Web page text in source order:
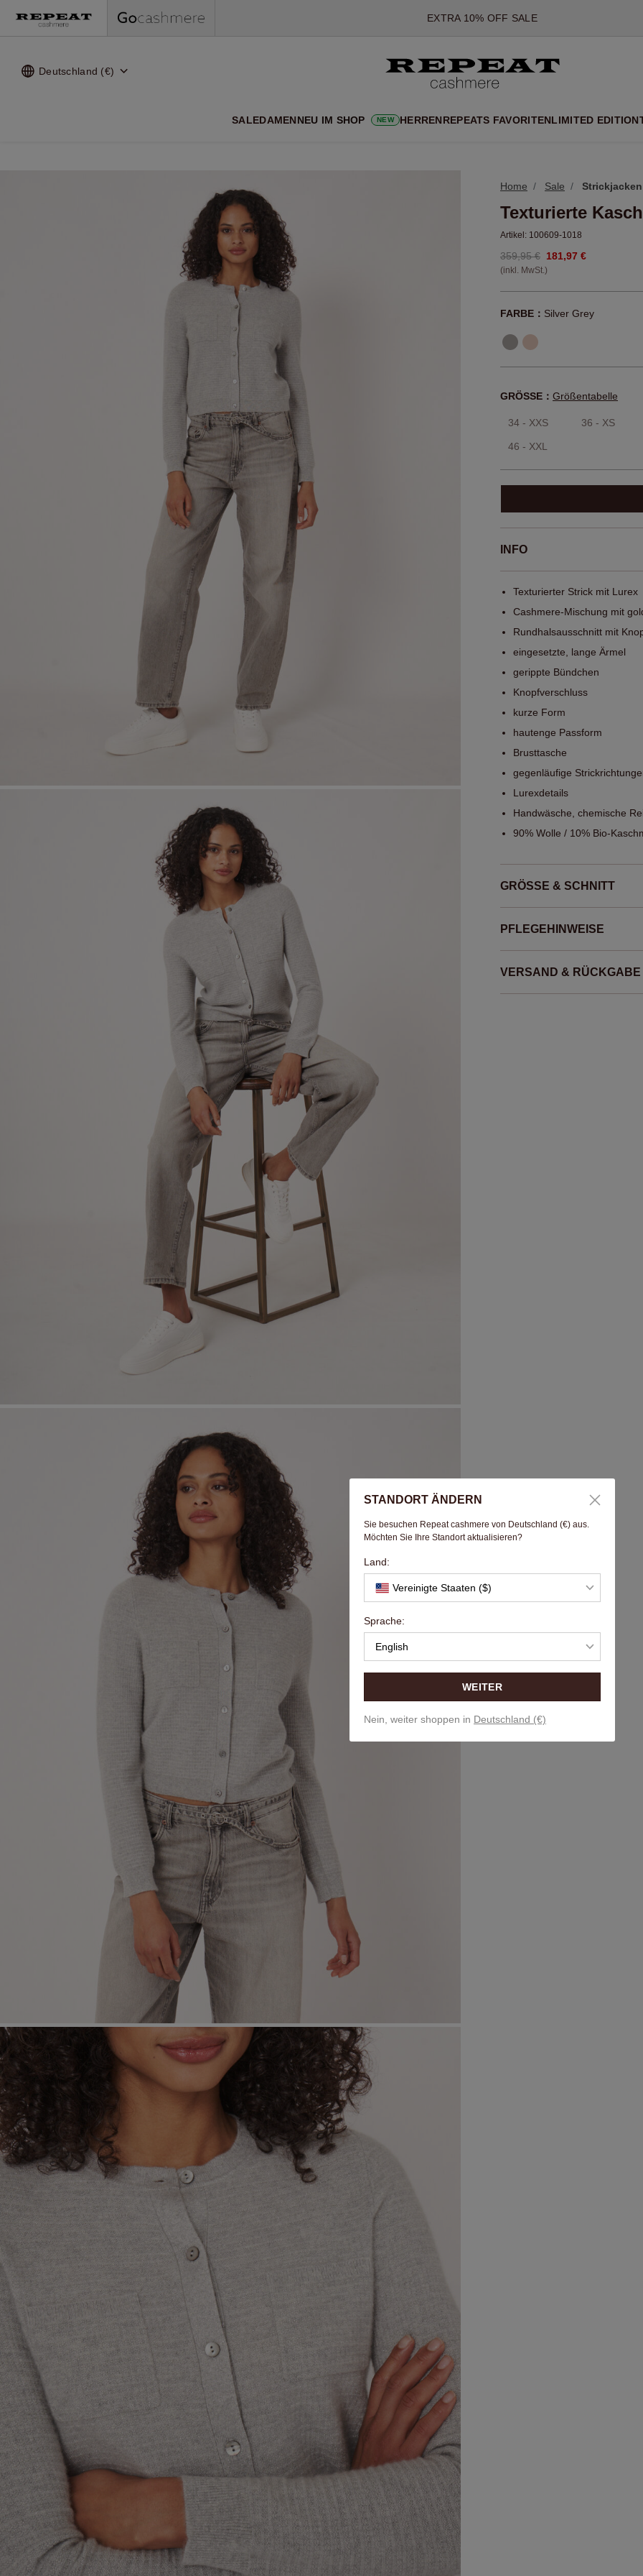
*DIESES ANGEBOT GILT BIS ZUM 12 AUGUST 2026
*GILT NICHT FÜR LIMITED EDITION
*AUSNAHMEN SIND MÖGLICH
NEUE CASHMERE-NEUHEITEN
EXTRA 10% OFF SALE
Deutschland (€)
SALEDAMENNEU IM SHOP NEW HERRENREPEATS FAVORITENLIMITED EDITION
Home Sale Strickjacken
Texturierte
Artikel: 100609-1018
359,95 € 181,97 €
(inkl. MwSt.)
FARBE： Silver Grey
GRÖSSE： Größentabelle
34 - XXS 36 - XS
46 - XXL
INFO
Texturierter Strick mit Lurex
Cashmere-Mischung mit
Rundhalsausschnitt mit
eingesetzte, lange Ärmel
gerippte Bündchen
Knopfverschluss
kurze Form
hautenge Passform
Brusttasche
gegenläufige
Lurexdetails
Handwäsche, chemische
90% Wolle / 10% Bio-
GRÖSSE & SCHNITT
PFLEGEHINWEISE
VERSAND & RÜCKGABE
STANDORT ÄNDERN
Sie besuchen Repeat cashmere von Deutschland (€) aus.
Möchten Sie Ihre Standort aktualisieren?
Land:
Vereinigte Staaten ($)
Sprache:
English
WEITER
Nein, weiter shoppen in Deutschland (€)